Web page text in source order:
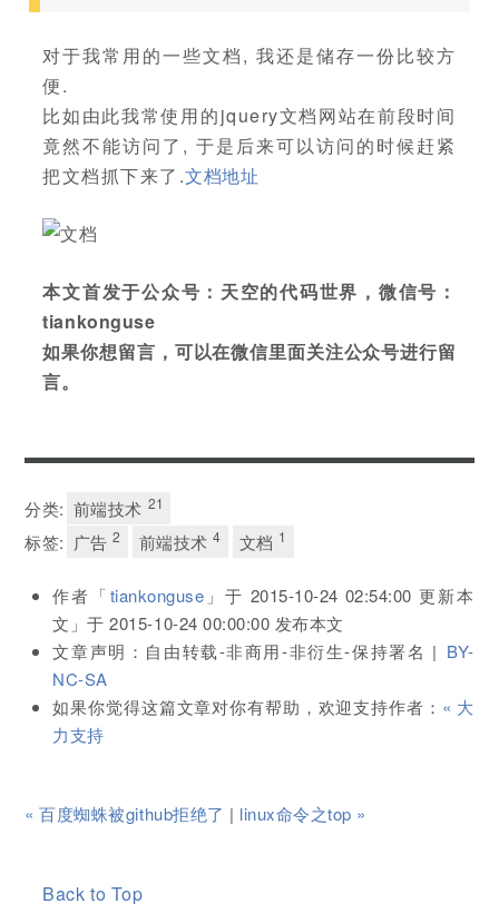
对于我常用的一些文档, 我还是储存一份比较方
便.
比如由此我常使用的jquery文档网站在前段时间
竟然不能访问了, 于是后来可以访问的时候赶紧
把文档抓下来了.文档地址
本文首发于公众号：天空的代码世界，微信号：
tiankonguse
如果你想留言，可以在微信里面关注公众号进行留
言。
分类: 前端技术 21
标签: 广告2 前端技术4 文档 1
作者「tiankonguse 」于 2015-10-24 02:54:00 更新本
文」于2015-10-24 00:00:00 发布本文
文章声明：自由转载-非商用-非衍生-保持署名 | BY-
NC-SA
如果你觉得这篇文章对你有帮助，欢迎支持作者： « 大
力支持
« 百度蜘蛛被github拒绝了 | linux命令之top »
Back to Top